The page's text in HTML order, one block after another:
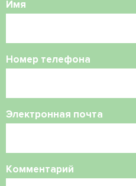
Имя
Номер телефона
Электронная почта
Комментарий